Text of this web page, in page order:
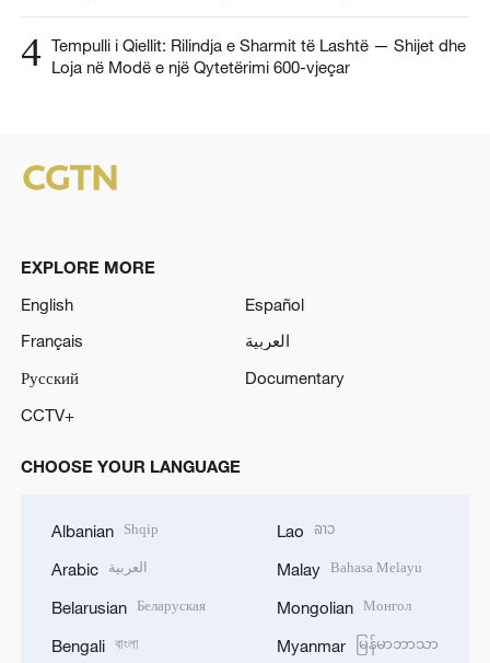
4 Tempulli i Qiellit: Rilindja e Sharmit të Lashtë — Shijet dhe
Loja në Modë e një Qytetërimi 600-vjeçar
EXPLORE MORE
English
Español
Français
العربية
Русский
Documentary
CCTV+
CHOOSE YOUR LANGUAGE
Albanian Shqip
Arabic العربية
Belarusian Беларуская
Bengali বাংলা
Lao ລາວ
Malay Bahasa Melayu
Mongolian Монгол
Myanmar မြန်မာဘာသာ